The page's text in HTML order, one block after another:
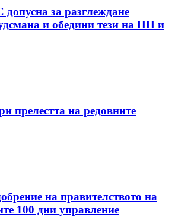
за разглеждане
и обедини тези на ПП и
прелестта на редовните
на правителството на
100 дни управление